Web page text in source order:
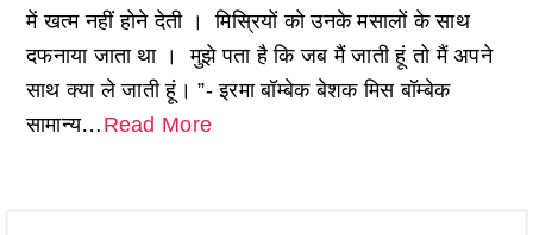
में खत्म नहीं होने देती । मिस्रियों को उनके मसालों के साथ
दफनाया जाता था । मुझे पता है कि जब मैं जाती हूं तो मैं अपने
साथ क्या ले जाती हूं। ”- इरमा बॉम्बेक बेशक मिस बॉम्बेक
सामान्य… Read More